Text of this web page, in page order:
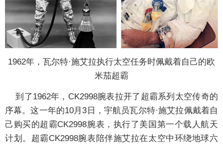
1962年，瓦尔特·施艾拉执行太空任务时佩戴着自己的欧
米茄超霸
到了1962年，CK2998腕表拉开了超霸系列太空传奇的
序幕。这一年的10月3日，宇航员瓦尔特·施艾拉佩戴着自
己购买的超霸CK2998腕表，执行了美国第一个载人航天
计划。超霸CK2998腕表陪伴施艾拉在太空中环绕地球六